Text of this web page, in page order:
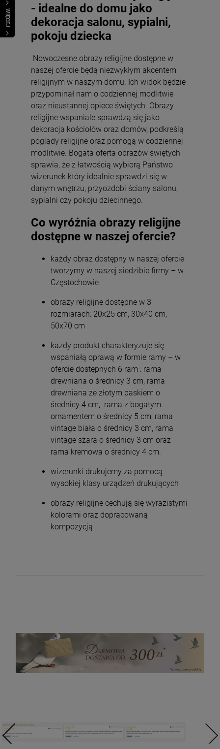
WIĘCEJ
- idealne do domu jako
dekoracja salonu, sypialni,
pokoju dziecka
Nowoczesne obrazy religijne dostępne w
naszej ofercie będą niezwykłym akcentem
religijnym w naszym domu. Ich widok będzie
przypominał nam o codziennej modlitwie
oraz nieustannej opiece świętych. Obrazy
religijne wspaniale sprawdzą się jako
dekoracja kościołów oraz domów, podkreślą
poglądy religijne oraz pomogą w codziennej
modlitwie. Bogata oferta obrazów świętych
sprawia, że z łatwością wybiorą Państwo
wizerunek który idealnie sprawdzi się w
danym wnętrzu, przyozdobi ściany salonu,
sypialni czy pokoju dziecinnego.
Co wyróżnia obrazy religijne
dostępne w naszej ofercie?
każdy obraz dostępny w naszej ofercie
tworzymy w naszej siedzibie firmy – w
Częstochowie
obrazy religijne dostępne w 3
rozmiarach: 20x25 cm, 30x40 cm,
50x70 cm
każdy produkt charakteryzuje się
wspaniałą oprawą w formie ramy – w
ofercie dostępnych 6 ram : rama
drewniana o średnicy 3 cm, rama
drewniana ze złotym paskiem o
średnicy 4 cm, rama z bogatym
ornamentem o średnicy 5 cm, rama
vintage biała o średnicy 3 cm, rama
vintage szara o średnicy 3 cm oraz
rama kremowa o średnicy 4 cm.
wizerunki drukujemy za pomocą
wysokiej klasy urządzeń drukujących
obrazy religijne cechują się wyrazistymi
kolorami oraz dopracowaną
kompozycją